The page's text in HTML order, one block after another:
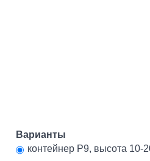
Варианты
контейнер P9, высота 10-